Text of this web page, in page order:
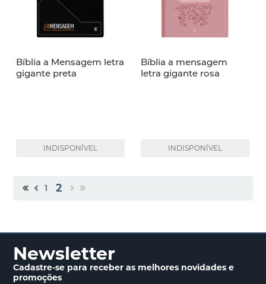
Bíblia a Mensagem letra
gigante preta
INDISPONÍVEL
Bíblia a mensagem
letra gigante rosa
INDISPONÍVEL
1 2
Newsletter
Cadastre-se para receberas melhores novidadese
promoções